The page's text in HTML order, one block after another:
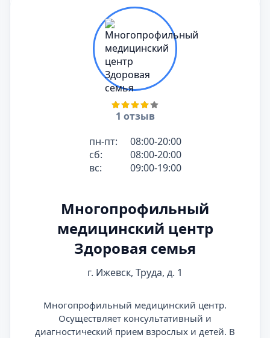
1 отзыв
пн-пт:
08:00-20:00
сб:
08:00-20:00
вс:
09:00-19:00
Многопрофильный
медицинский центр
Здоровая семья
г. Ижевск, Труда, д. 1
Многопрофильный медицинский центр.
Осуществляет консультативный и
диагностический прием взрослых и детей. В